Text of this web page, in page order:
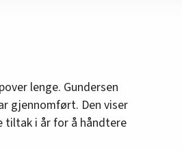
lenge. Gundersen
gjennomført. Den viser
tiltak i år for å håndtere